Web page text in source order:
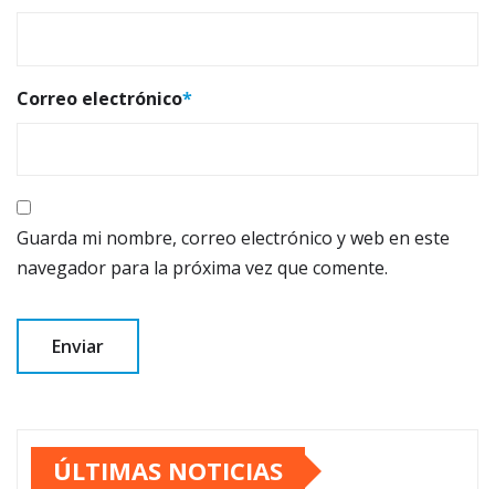
Correo electrónico*
Guarda mi nombre, correo electrónico y web en este
navegador para la próxima vez que comente.
ÚLTIMAS NOTICIAS